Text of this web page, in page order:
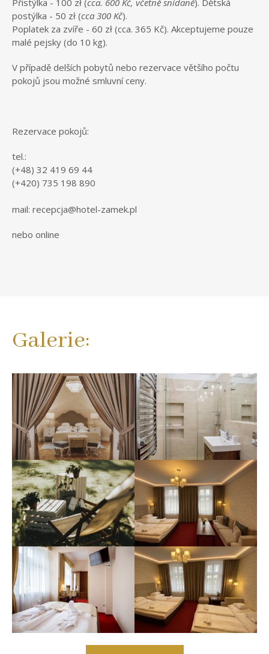
postýlka - 50 zł (cca 300 Kč).
Poplatek za zvíře - 60 zł (cca. 365 Kč). Akceptujeme pouze
malé pejsky (do 10 kg).
V případě delších pobytů nebo rezervace většího počtu
pokojů jsou možné smluvní ceny.
Rezervace pokojů:
tel.:
(+48) 32 419 69 44
(+420) 735 198 890
mail: recepcja@hotel-zamek.pl
nebo online
Galerie: